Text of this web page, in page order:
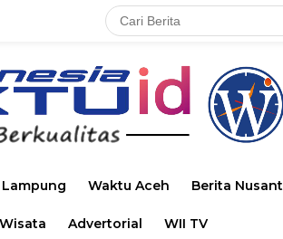
Waktu Aceh Berita
Wisata Advertorial WII TV